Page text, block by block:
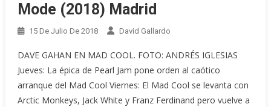
Mode (2018) Madrid
15 De Julio De 2018 David Gallardo
DAVE GAHAN EN MAD COOL. FOTO: ANDRÉS IGLESIAS
Jueves: La épica de Pearl Jam pone orden al caótico
arranque del Mad Cool Viernes: El Mad Cool se levanta con
Arctic Monkeys, Jack White y Franz Ferdinand pero vuelve a